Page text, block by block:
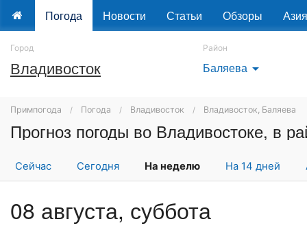
Погода Новости Статьи Обзоры Азия
Город
Владивосток
Район
Баляева arrow_drop_down
Примпогода Погода Владивосток Владивосток, Баляева
Прогноз погоды во Владивостоке, в
Сейчас Сегодня На неделю На 14 дней
08 августа, суббота